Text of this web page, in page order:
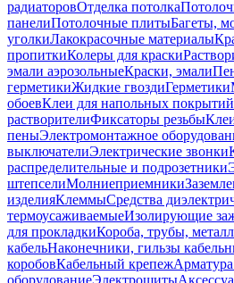
радиаторовОтделка потолка
панелиПотолочные плитыБагеты,
уголкиЛакокрасочные материалы
пропиткиКолеры для краски
эмали аэрозольныеКраски, эмали
герметикиЖидкие гвоздиГерметики
обоевКлеи для напольных покрытий
растворителиФиксаторы резьбы
пеныЭлектромонтажное
выключателиЭлектрические звонки
распределительные и подрозетники
штепселиМолниеприемники
изделияКлеммыСредства
термоусаживаемыеИзолирующие
для прокладкиКороба, трубы,
кабельНаконечники, гильзы
коробовКабельный крепеж
оборудованиеЭлектрощиты